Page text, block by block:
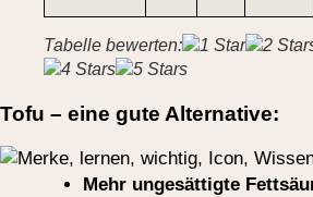
Tabelle bewerten:
Tofu – eine gute Alternative:
Mehr ungesättigte